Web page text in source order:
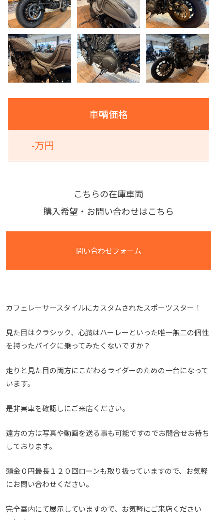
車輌価格
-万円
こちらの在庫車両
購入希望・お問い合わせはこちら
問い合わせフォーム
カフェレーサースタイルにカスタムされたスポーツスター！
見た目はクラシック、心臓はハーレーといった唯一無二の個性
を持ったバイクに乗ってみたくないですか？
走りと見た目の両方にこだわるライダーのための一台になって
います。
是非実車を確認しにご来店ください。
遠方の方は写真や動画を送る事も可能ですのでお問合せお待ち
しております。
頭金０円最長１２０回ローンも取り扱っていますので、お気軽
にお問い合わせください。
完全室内にて展示していますので、お気軽にご来店ください